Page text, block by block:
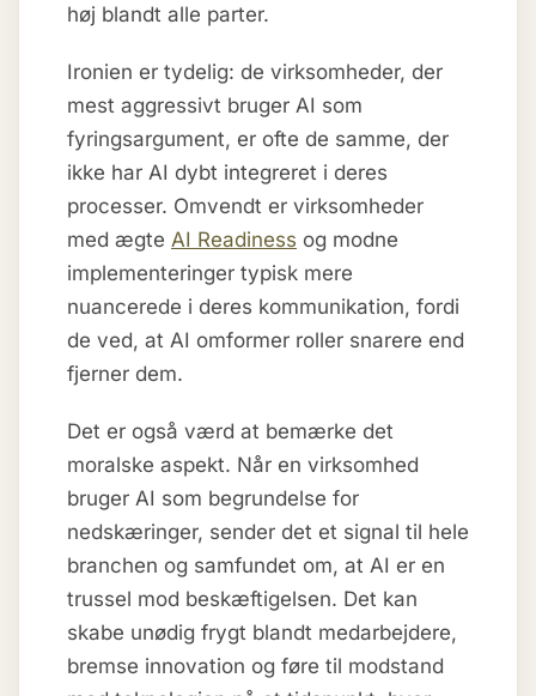
høj blandt alle parter.
Ironien er tydelig: de virksomheder, der
mest aggressivt bruger AI som
fyringsargument, er ofte de samme, der
ikke har AI dybt integreret i deres
processer. Omvendt er virksomheder
med ægte AI Readiness og modne
implementeringer typisk mere
nuancerede i deres kommunikation, fordi
de ved, at AI omformer roller snarere end
fjerner dem.
Det er også værd at bemærke det
moralske aspekt. Når en virksomhed
bruger AI som begrundelse for
nedskæringer, sender det et signal til hele
branchen og samfundet om, at AI er en
trussel mod beskæftigelsen. Det kan
skabe unødig frygt blandt medarbejdere,
bremse innovation og føre til modstand